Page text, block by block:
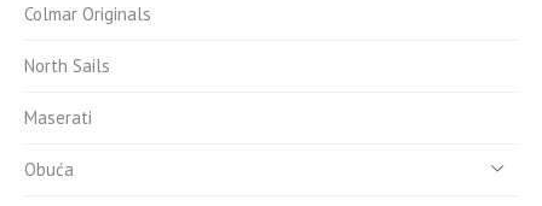
Colmar Originals
North Sails
Maserati
Obuća